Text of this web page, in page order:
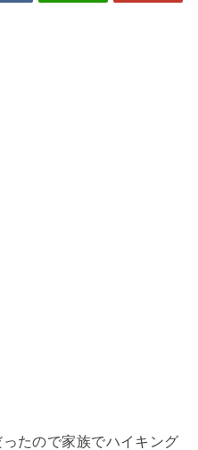
たので家族でハイキング